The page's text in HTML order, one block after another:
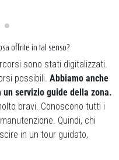
offrite in tal senso?
sono stati digitalizzati.
possibili. Abbiamo anche
servizio guide della zona.
bravi. Conoscono tutti i
Quindi, chi
in un tour guidato,